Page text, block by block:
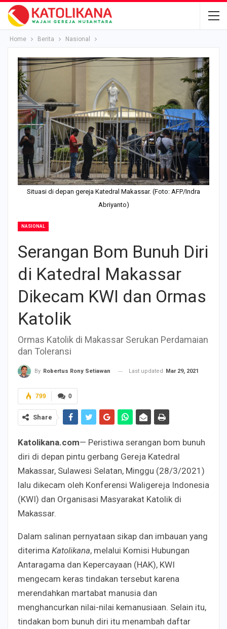
Home Berita Nasional
Situasi di depan gereja Katedral Makassar. (Foto: AFP/Indra
Abriyanto)
NASIONAL
Serangan Bom Bunuh Diri
di Katedral Makassar
Dikecam KWI dan Ormas
Katolik
Ormas Katolik di Makassar Serukan Perdamaian
dan Toleransi
By Robertus Rony Setiawan Last updated Mar 29, 2021
0
799
Share
Katolikana.com— Peristiwa serangan bom bunuh
diri di depan pintu gerbang Gereja Katedral
Makassar, Sulawesi Selatan, Minggu (28/3/2021)
lalu dikecam oleh Konferensi Waligereja Indonesia
(KWI) dan Organisasi Masyarakat Katolik di
Makassar.
Dalam salinan pernyataan sikap dan imbauan yang
diterima Katolikana, melalui Komisi Hubungan
Antaragama dan Kepercayaan (HAK), KWI
mengecam keras tindakan tersebut karena
merendahkan martabat manusia dan
menghancurkan nilai-nilai kemanusiaan. Selain itu,
tindakan bom bunuh diri itu menambah daftar